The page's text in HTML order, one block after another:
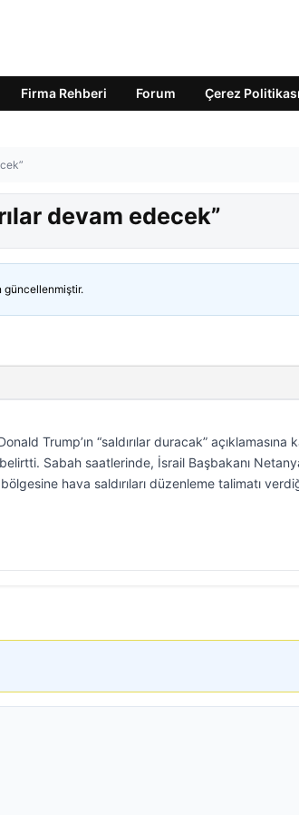
Firma Rehberi Forum Çerez Politikası
devam edecek”
güncellenmiştir.
Trump’ın “saldırılar duracak” açıklamasına
Sabah saatlerinde, İsrail Başbakanı
hava saldırıları düzenleme talimatı